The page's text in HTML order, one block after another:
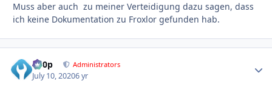
Muss aber auch zu meiner Verteidigung dazu sagen, dass
ich keine Dokumentation zu Froxlor gefunden hab.
d00p Administrators
July 10, 20206 yr